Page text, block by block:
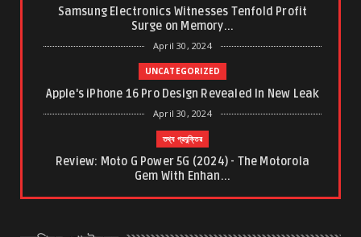
Samsung Electronics Witnesses Tenfold Profit
Surge on Memory...
April 30, 2024
UNCATEGORIZED
Apple's iPhone 16 Pro Design Revealed In New Leak
April 30, 2024
তথ্য প্রযুক্তির
Review: Moto G Power 5G (2024) - The Motorola
Gem With Enhan...
March 21, 2024